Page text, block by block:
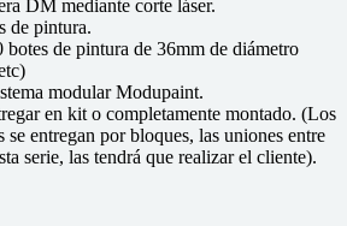
DM mediante corte láser.
de pintura.
botes de pintura de 36mm de diámetro
modular Modupaint.
en kit o completamente montado. (Los
se entregan por bloques, las uniones entre
serie, las tendrá que realizar el cliente).